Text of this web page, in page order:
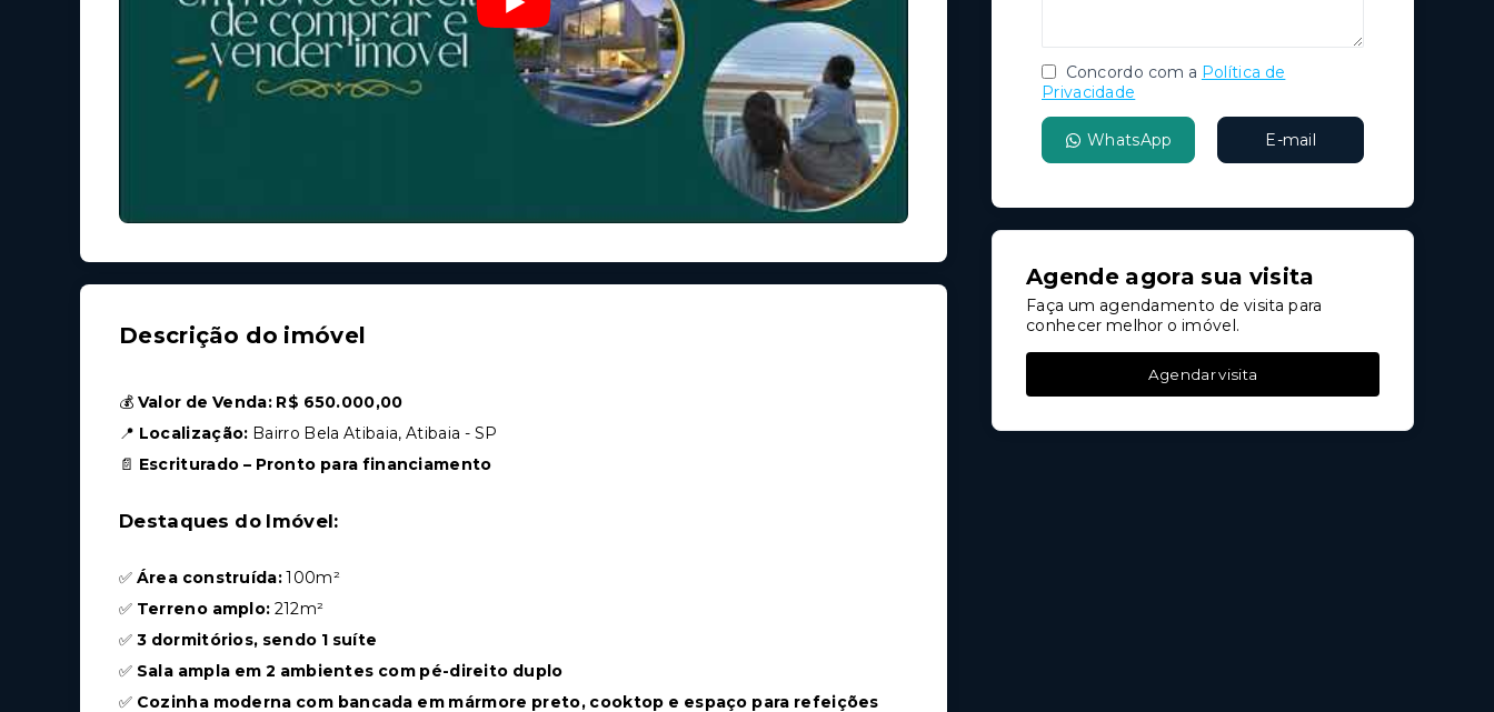
Descrição do imóvel
💰 Valor de Venda: R$ 650.000,00
📍 Localização: Bairro Bela Atibaia, Atibaia - SP
📄 Escriturado – Pronto para financiamento
Destaques do Imóvel:
✅ Área construída:100m²
✅ Terreno amplo: 212m²
✅ 3 dormitórios, sendo 1 suíte
✅ Sala ampla em 2 ambientes com pé-direito duplo
✅ Cozinha moderna com bancada em mármore preto, cooktop e espaço para refeições
Concordo com a Política de
Privacidade
WhatsApp E-mail
Agende agora sua visita
Faça um agendamento de visita para
conhecer melhor o imóvel.
Agendar visita